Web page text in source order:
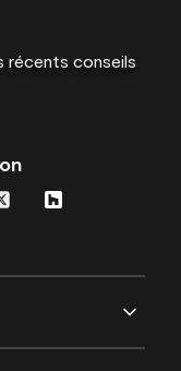
récents conseils